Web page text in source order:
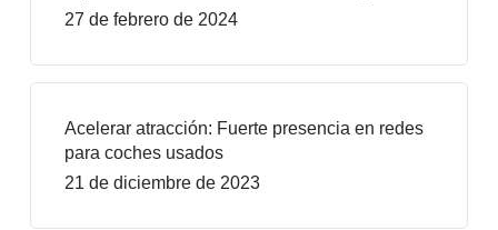
27 de febrero de 2024
Acelerar atracción: Fuerte presencia en redes
para coches usados
21 de diciembre de 2023